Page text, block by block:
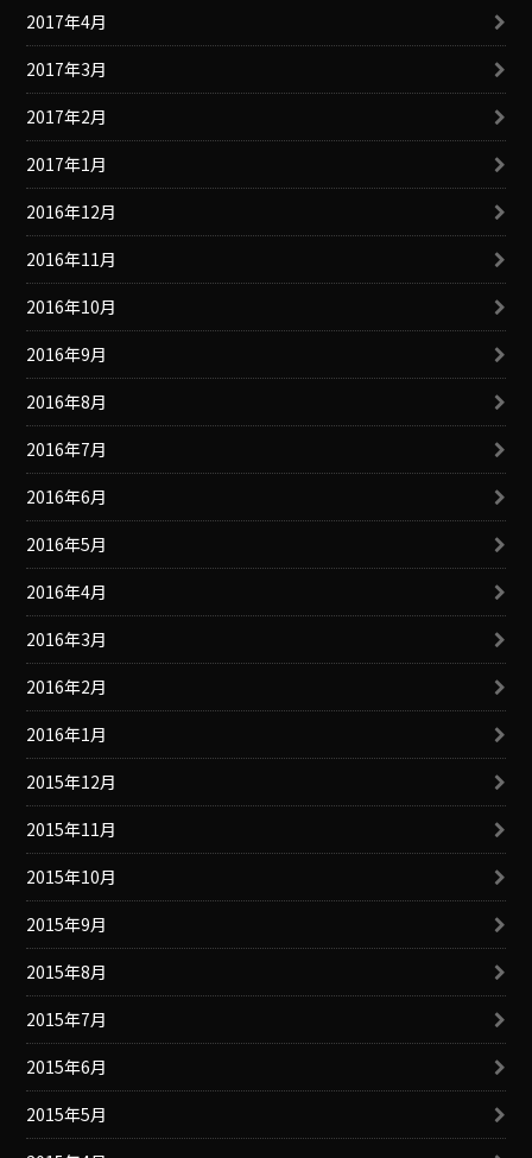
2017年4月
2017年3月
2017年2月
2017年1月
2016年12月
2016年11月
2016年10月
2016年9月
2016年8月
2016年7月
2016年6月
2016年5月
2016年4月
2016年3月
2016年2月
2016年1月
2015年12月
2015年11月
2015年10月
2015年9月
2015年8月
2015年7月
2015年6月
2015年5月